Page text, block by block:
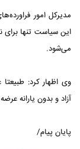
مدیرکل امور
می‌شود.
وی اظهار کرد:
آزاد و بدون یارانه
پایان پیام/